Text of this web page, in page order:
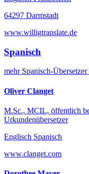
64297 Darmstadt
www.willigtranslate.de
Spanisch
mehr Spanisch-Übersetzer
Oliver Clanget
M.Sc., MCIL, öffentlich
Urkundenübersetzer
Englisch Spanisch
www.clanget.com